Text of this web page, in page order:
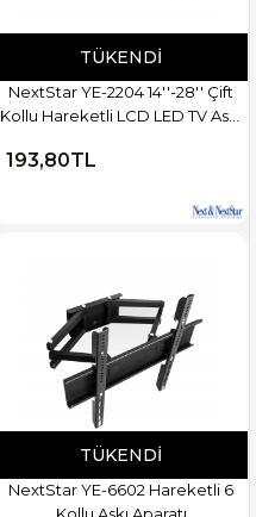
TÜKENDI
NextStar YE-2204 14''-28'' Çift
Kollu Hareketli LCD LED TV Askı
193,80TL
TÜKENDI
NextStar YE-6602 Hareketli 6
Kollu Askı Aparatı